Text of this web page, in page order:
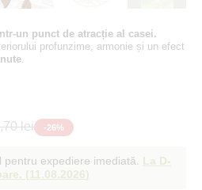
un punct de atracție al casei.
profunzime, armonie și un efect
lei -26%
expediere imediată. La D-
(11.08.2026)